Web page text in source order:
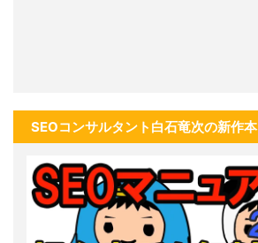
SEOコンサルタント白石竜次の新作本